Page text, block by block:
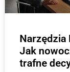
Narzędzia
Jak
trafne